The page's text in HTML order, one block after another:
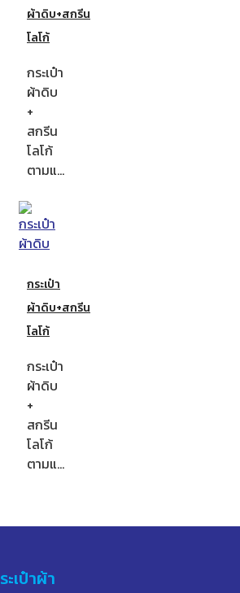
ผ้าดิบ+สกรีน
โลโก้
กระเป๋า
ผ้าดิบ
+
สกรีน
โลโก้
ตามแ…
กระเป๋า
ผ้าดิบ+สกรีน
โลโก้
กระเป๋า
ผ้าดิบ
+
สกรีน
โลโก้
ตามแ…
ะเป๋าผ้า